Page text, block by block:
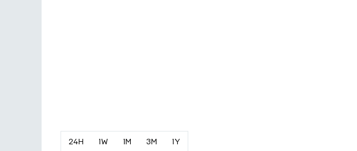
24H 1W 1M 3M 1Y